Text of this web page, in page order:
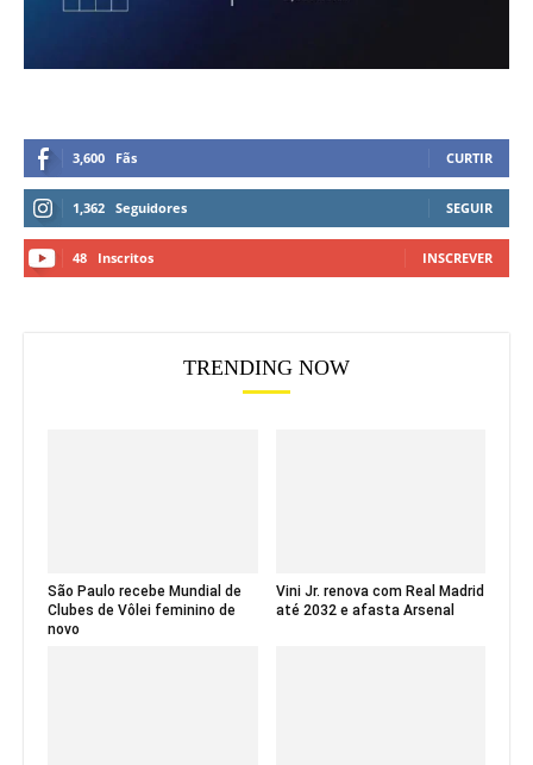
3,600 Fãs CURTIR
1,362 Seguidores SEGUIR
48 Inscritos INSCREVER
TRENDING NOW
São Paulo recebe Mundial de
Clubes de Vôlei feminino de
novo
Vini Jr. renova com Real Madrid
até 2032 e afasta Arsenal